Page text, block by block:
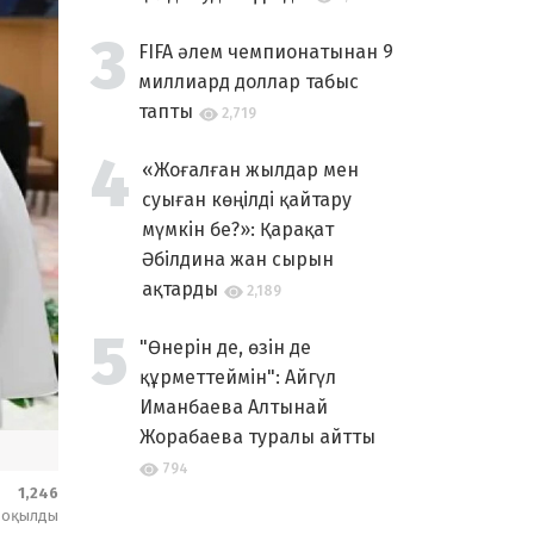
1,246
оқылды
FIFA әлем чемпионатынан 9
миллиард доллар табыс
тапты
2,719
«Жоғалған жылдар мен
суыған көңілді қайтару
мүмкін бе?»: Қарақат
Әбілдина жан сырын
ақтарды
2,189
"Өнерін де, өзін де
құрметтеймін": Айгүл
Иманбаева Алтынай
Жорабаева туралы айтты
794